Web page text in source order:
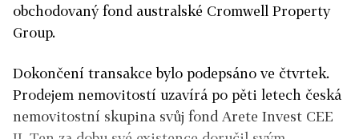
obchodovaný fond australské Cromwell Property
Group.
Dokončení transakce bylo podepsáno ve čtvrtek.
Prodejem nemovitostí uzavírá po pěti letech česká
nemovitostní skupina svůj fond Arete Invest CEE